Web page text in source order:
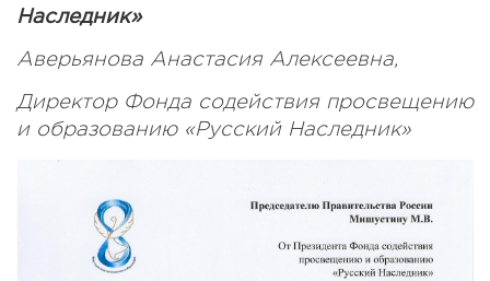
Наследник»
Аверьянова Анастасия Алексеевна,
Директор Фонда содействия просвещению
и образованию «Русский Наследник»